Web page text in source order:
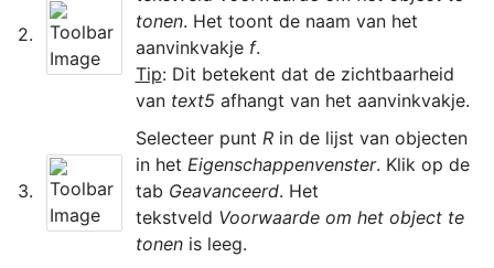
﻿2.
tonen. Het toont de naam van het
aanvinkvakje f
Tip: Dit betekent dat de zichtbaarheid
van text5
﻿3.
﻿﻿Selecteer punt R in de lijst van objecten
in het Eigenschappenvenster. Klik op de
tab Geavanceerd. Het
tekstveld Voorwaarde om het object te
tonen is leeg.